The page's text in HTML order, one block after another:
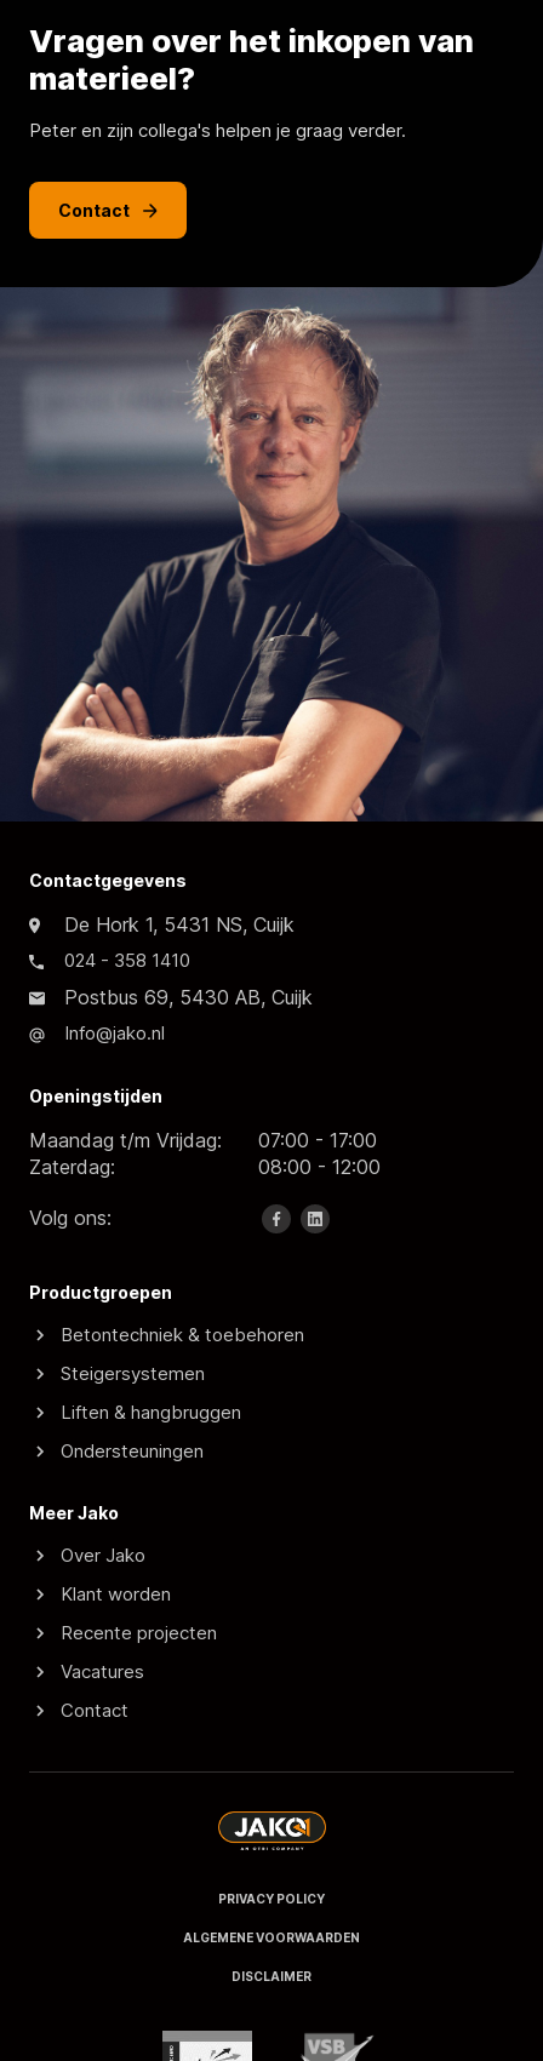
Vragen over het inkopen van
materieel?
Peter en zijn collega's helpen je graag verder.
Contact
Contactgegevens
De Hork 1, 5431 NS, Cuijk
024 - 358 1410
Postbus 69, 5430 AB, Cuijk
Info@jako.nl
Openingstijden
Maandag t/m Vrijdag:
07:00 - 17:00
Zaterdag:
08:00 - 12:00
Volg ons:
Productgroepen
Betontechniek & toebehoren
Steigersystemen
Liften & hangbruggen
Ondersteuningen
Meer Jako
Over Jako
Klant worden
Recente projecten
Vacatures
Contact
PRIVACY POLICY
ALGEMENE VOORWAARDEN
DISCLAIMER